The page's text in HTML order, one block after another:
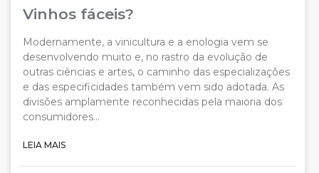
Vinhos fáceis?
Modernamente, a vinicultura e a enologia vem se
desenvolvendo muito e, no rastro da evolução de
outras ciências e artes, o caminho das especializações
e das especificidades também vem sido adotada. As
divisões amplamente reconhecidas pela maioria dos
consumidores…
LEIA MAIS